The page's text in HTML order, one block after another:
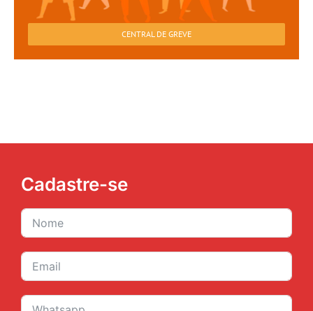
CENTRAL DE GREVE
Cadastre-se